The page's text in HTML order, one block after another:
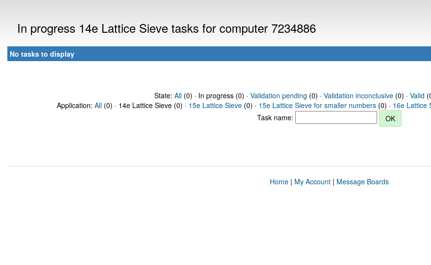
In progress 14e Lattice Sieve tasks for computer 7234886
No tasks to display
State: All(0) · In progress (0) · Validation pending (0) · Validation inconclusive(0) · Valid
Application: All (0) · 14e Lattice Sieve (0) · 15e Lattice Sieve (0) · 15e Lattice Sieve for smaller numbers (0) · 16e Lattice
Task name:
Home| My Account| Message Boards